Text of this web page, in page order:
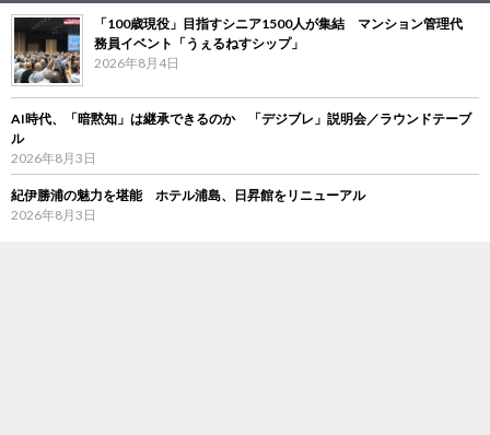
「100歳現役」目指すシニア1500人が集結 マンション管理代
務員イベント「うぇるねすシップ」
2026年8月4日
AI時代、「暗黙知」は継承できるのか 「デジブレ」説明会／ラウンドテーブ
ル
2026年8月3日
紀伊勝浦の魅力を堪能 ホテル浦島、日昇館をリニューアル
2026年8月3日